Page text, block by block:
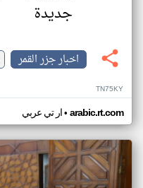
جديدة
اخبار جزر القمر
TN75KY
ار تي عربي• arabic.rt.com